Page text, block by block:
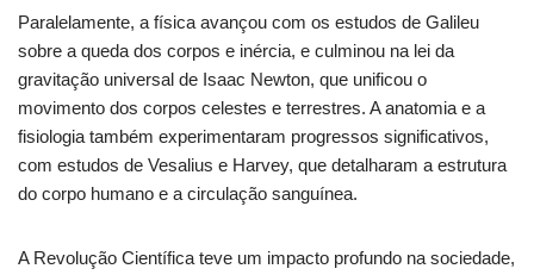
Paralelamente, a física avançou com os estudos de Galileu
sobre a queda dos corpos e inércia, e culminou na lei da
gravitação universal de Isaac Newton, que unificou o
movimento dos corpos celestes e terrestres. A anatomia e a
fisiologia também experimentaram progressos significativos,
com estudos de Vesalius e Harvey, que detalharam a estrutura
do corpo humano e a circulação sanguínea.
A Revolução Científica teve um impacto profundo na sociedade,